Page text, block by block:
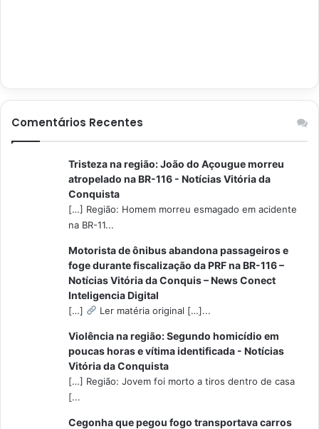
Comentários Recentes
Tristeza na região: João do Açougue morreu
atropelado na BR-116 - Notícias Vitória da
Conquista
[…] Região: Homem morreu esmagado em acidente
na BR-11...
Motorista de ônibus abandona passageiros e
foge durante fiscalização da PRF na BR-116 –
Notícias Vitória da Conquis – News Conect
Inteligencia Digital
[…] Ler matéria original […]...
Violência na região: Segundo homicídio em
poucas horas e vítima identificada - Notícias
Vitória da Conquista
[…] Região: Jovem foi morto a tiros dentro de casa
[...
Cegonha que pegou fogo transportava carros